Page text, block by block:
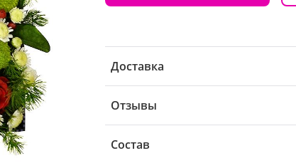
Доставка
Отзывы
Состав